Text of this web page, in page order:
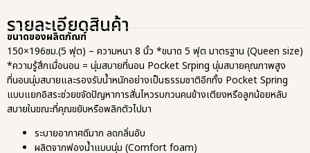
รายละเอียดสินค้า
ขนาดของผลิตภัณฑ์
150×196ซม.(5 ฟุต) – ความหนา 8 นิ้ว *ขนาด 5 ฟุต มาตรฐาน (Queen size)
*ความรู้สึกเมื่อนอน = นุ่มสบายที่นอน Pocket Srping นุ่มสบายคุณภาพสูง
ที่นอนนุ่มสบายและรองรับน้ำหนักอย่างเป็นธรรมชาติอีกทั้ง Pocket Spring
แบบแยกอิสระช่วยขจัดปัญหาการสั่นไหวรบกวนคนข้างเตียงหรือลูกน้อยหลับ
สบายในขณะที่คุณขยับหรือพลิกตัวไปมา
ระบายอากาศดีมาก ลดกลิ่นอับ
ผลิตจากฟองน้ำแบบนุ่ม (Comfort foam)